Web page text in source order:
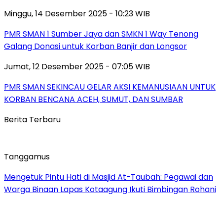
Minggu, 14 Desember 2025 - 10:23 WIB
PMR SMAN 1 Sumber Jaya dan SMKN 1 Way Tenong
Galang Donasi untuk Korban Banjir dan Longsor
Jumat, 12 Desember 2025 - 07:05 WIB
PMR SMAN SEKINCAU GELAR AKSI KEMANUSIAAN UNTUK
KORBAN BENCANA ACEH, SUMUT, DAN SUMBAR
Berita Terbaru
Tanggamus
Mengetuk Pintu Hati di Masjid At-Taubah: Pegawai dan
Warga Binaan Lapas Kotaagung Ikuti Bimbingan Rohani